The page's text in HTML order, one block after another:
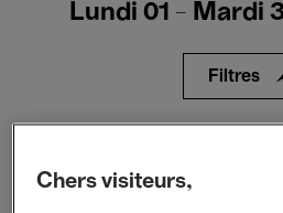
Lundi 01 - Mardi
Filtres
Chers visiteurs,